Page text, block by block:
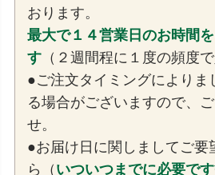
おります。
最大で１４営業日のお時間
す （２週間程に１度の頻度で
●ご注文タイミングによりま
る場合がございますので、
せ。
●お届け日に関しましてご要
ら（ いついつまでに必要で